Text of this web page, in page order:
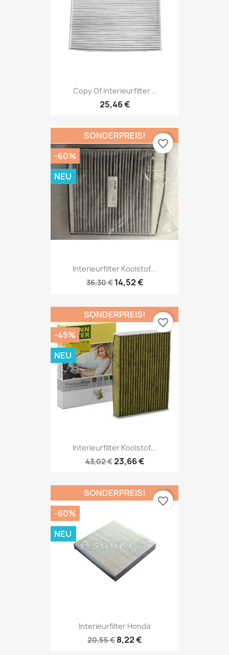
Copy Of Interieurfilter...
25,46 €
Interieurfilter Koolstof...
36,30 € 14,52 €
SONDERPREIS!
-60%
NEU
favorite_border
Interieurfilter Koolstof...
43,02 €23,66 €
SONDERPREIS!
-45%
NEU
favorite_border
Interieurfilter Honda
20,55 € 8,22 €
SONDERPREIS!
-60%
NEU
favorite_border